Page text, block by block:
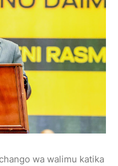
wa walimu katika